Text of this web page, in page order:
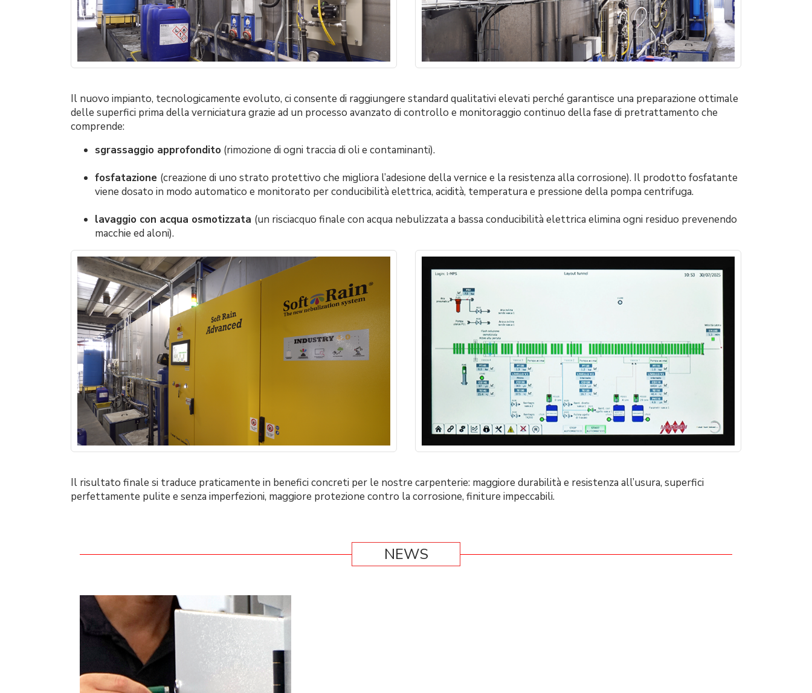
Il nuovo impianto, tecnologicamente evoluto, ci consente di raggiungere standard qualitativi elevati perché garantisce una preparazione ottimale
delle superfici prima della verniciatura grazie ad un processo avanzato di controllo e monitoraggio continuo della fase di pretrattamento che
comprende:
sgrassaggio approfondito (rimozione di ogni traccia di oli e contaminanti).
fosfatazione (creazione di uno strato protettivo che migliora l’adesione della vernice e la resistenza alla corrosione). Il prodotto fosfatante
viene dosato in modo automatico e monitorato per conducibilità elettrica, acidità, temperatura e pressione della pompa centrifuga.
lavaggio con acqua osmotizzata (un risciacquo finale con acqua nebulizzata a bassa conducibilità elettrica elimina ogni residuo prevenendo
macchie ed aloni).
Il risultato finale si traduce praticamente in benefici concreti per le nostre carpenterie: maggiore durabilità e resistenza all’usura, superfici
perfettamente pulite e senza imperfezioni, maggiore protezione contro la corrosione, finiture impeccabili.
NEWS